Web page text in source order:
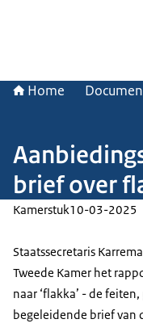
Home
brief over
Kamerstuk10-03-2025
Staatssecretaris
Tweede Kamer het
naar ‘flakka’ - de
begeleidende brief van